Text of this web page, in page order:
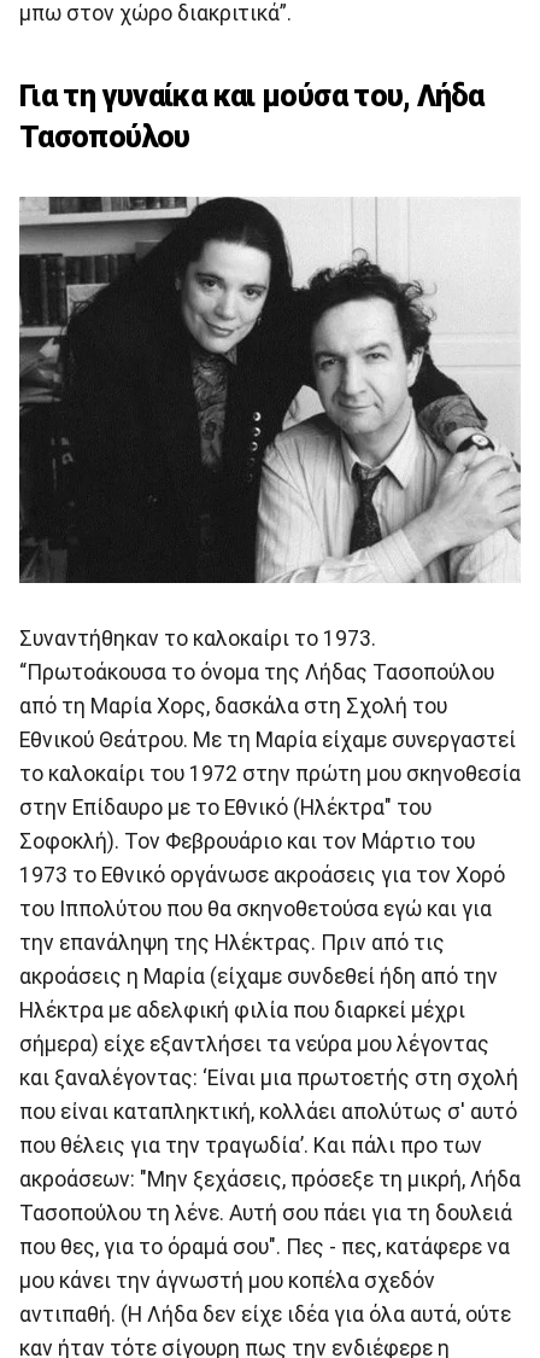
μπω στον χώρο διακριτικά”.
Για τη γυναίκα και μούσα του, Λήδα
Τασοπούλου
Συναντήθηκαν το καλοκαίρι το 1973.
“Πρωτοάκουσα το όνομα της Λήδας Τασοπούλου
από τη Μαρία Χορς, δασκάλα στη Σχολή του
Εθνικού Θεάτρου. Με τη Μαρία είχαμε συνεργαστεί
το καλοκαίρι του 1972 στην πρώτη μου σκηνοθεσία
στην Επίδαυρο με το Εθνικό (Ηλέκτρα" του
Σοφοκλή). Τον Φεβρουάριο και τον Μάρτιο του
1973 το Εθνικό οργάνωσε ακροάσεις για τον Χορό
του Ιππολύτου που θα σκηνοθετούσα εγώ και για
την επανάληψη της Ηλέκτρας. Πριν από τις
ακροάσεις η Μαρία (είχαμε συνδεθεί ήδη από την
Ηλέκτρα με αδελφική φιλία που διαρκεί μέχρι
σήμερα) είχε εξαντλήσει τα νεύρα μου λέγοντας
και ξαναλέγοντας: ‘Είναι μια πρωτοετής στη σχολή
που είναι καταπληκτική, κολλάει απολύτως σ' αυτό
που θέλεις για την τραγωδία’. Και πάλι προ των
ακροάσεων: "Μην ξεχάσεις, πρόσεξε τη μικρή, Λήδα
Τασοπούλου τη λένε. Αυτή σου πάει για τη δουλειά
που θες, για το όραμά σου". Πες - πες, κατάφερε να
μου κάνει την άγνωστή μου κοπέλα σχεδόν
αντιπαθή. (Η Λήδα δεν είχε ιδέα για όλα αυτά, ούτε
καν ήταν τότε σίγουρη πως την ενδιέφερε η